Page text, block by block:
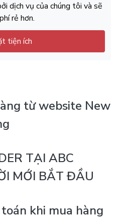
dịch vụ của chúng tôi và sẽ
rẻ hơn.
tiện ích
từ website New
TẠI ABC
MỚI BẮT ĐẦU
khi mua hàng